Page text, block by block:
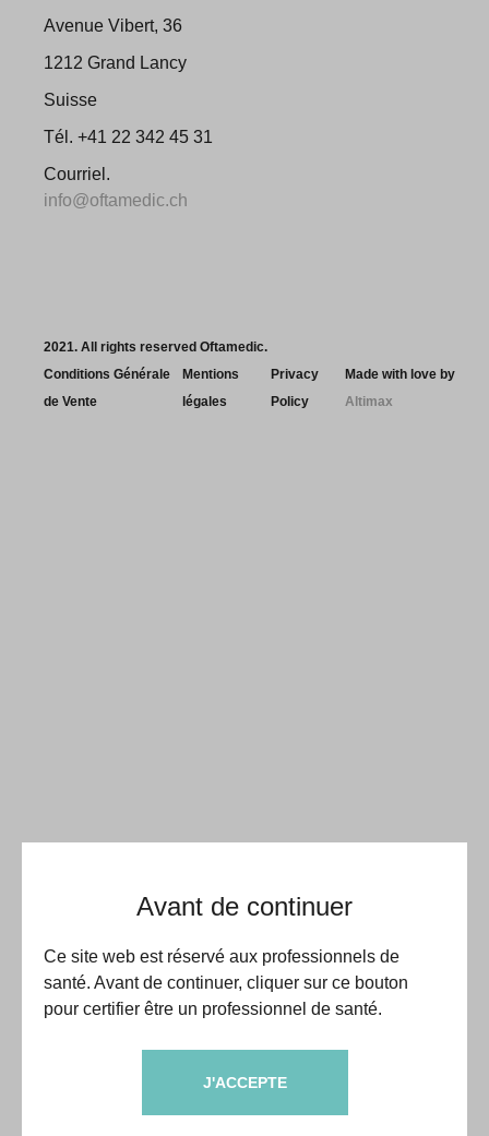
Avant de continuer
Ce site web est réservé aux professionnels de
santé. Avant de continuer, cliquer sur ce bouton
pour certifier être un professionnel de santé.
J'ACCEPTE
Avenue Vibert, 36
1212 Grand Lancy
Suisse
Tél. +41 22 342 45 31
Courriel.
info@oftamedic.ch
2021. All rights reserved Oftamedic.
Conditions Générale
de Vente
Mentions
légales
Privacy
Policy
Made with love by
Altimax